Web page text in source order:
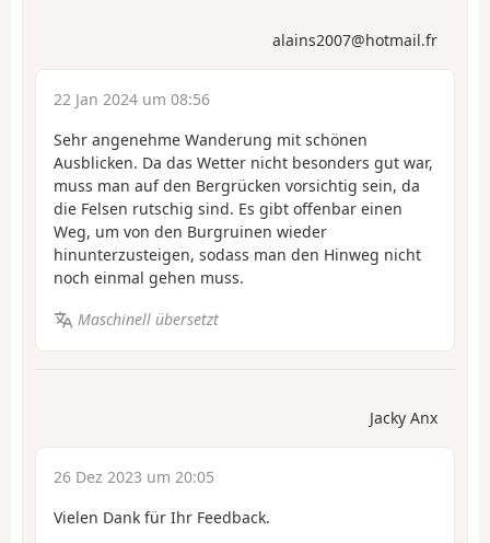
alains2007@hotmail.fr
22 Jan 2024 um 08:56
Sehr angenehme Wanderung mit schönen
Ausblicken. Da das Wetter nicht besonders gut war,
muss man auf den Bergrücken vorsichtig sein, da
die Felsen rutschig sind. Es gibt offenbar einen
Weg, um von den Burgruinen wieder
hinunterzusteigen, sodass man den Hinweg nicht
noch einmal gehen muss.
Maschinell übersetzt
Jacky Anx
26 Dez 2023 um 20:05
Vielen Dank für Ihr Feedback.